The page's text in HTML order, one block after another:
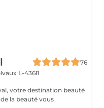
76
L-4368
votre destination beauté
la beauté vous